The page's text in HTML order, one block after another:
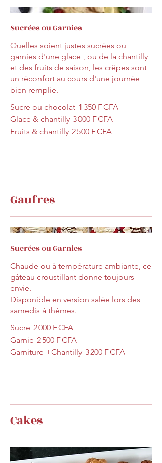
Sucrées ou Garnies
Quelles soient justes sucrées ou
garnies d'une glace , ou de la chantilly
et des fruits de saison, les crêpes sont
un réconfort au cours d'une journée
bien remplie.
Sucre ou chocolat 1 350 F CFA
Glace & chantilly 3 000 F CFA
Fruits & chantilly 2 500 F CFA
Gaufres
Sucrées ou Garnies
Chaude ou à température ambiante, ce
gâteau croustillant donne toujours
envie.
Disponible en version salée lors des
samedis à thèmes.
Sucre 2 000 F CFA
Garnie 2 500 F CFA
Garniture +Chantilly 3 200 F CFA
Cakes